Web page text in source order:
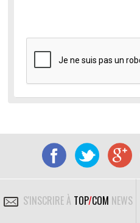
S'INSCRIRE À TOP/COM NEWS